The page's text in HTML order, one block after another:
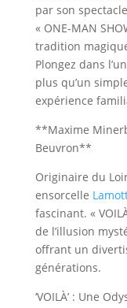
par son
« ONE-MAN
tradition
Plongez dans
plus qu’un
expérience
**Maxime
Beuvron**
Originaire du
ensorcelle
fascinant. «
de l’illusion
offrant un
générations.
‘VOILÀ’ : Une